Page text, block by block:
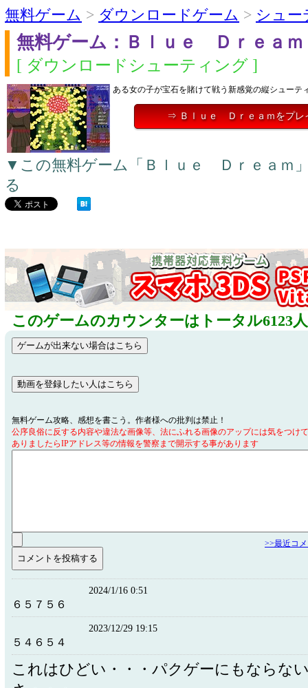
無料ゲーム > ダウンロードゲーム > シュー
無料ゲーム：Ｂｌｕｅ Ｄｒｅａｍ
[ ダウンロードシューティング ]
ある女の子が宝石を賭けて戦う新感覚の縦シューテ
⇒ Ｂｌｕｅ Ｄｒｅａｍをプレ
▼この無料ゲーム「Ｂｌｕｅ Ｄｒｅａｍ
る
このゲームのカウンターはトータル6123
無料ゲーム攻略、感想を書こう。作者様への批判は禁止！
公序良俗に反する内容や違法な画像等、法にふれる画像のアップには気をつけ
ありましたらIPアドレス等の情報を警察まで開示する事があります
>>最近コ
2024/1/16 0:51
６５７５６
2023/12/29 19:15
５４６５４
これはひどい・・・パクゲーにもならな